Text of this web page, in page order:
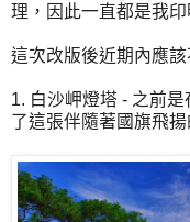
理，因此一直都是我
這次改版後近期內應
1. 白沙岬燈塔 - 之前
了這張伴隨著國旗飛揚